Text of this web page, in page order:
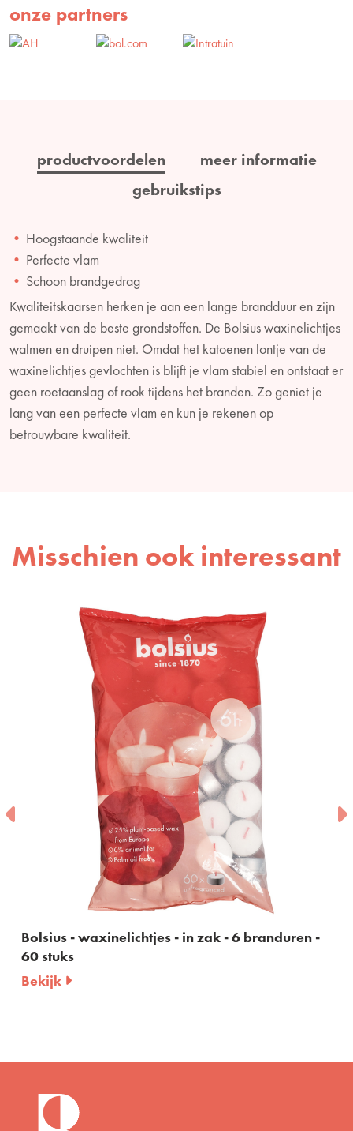
onze partners
productvoordelen
meer informatie
gebruikstips
Hoogstaande kwaliteit
Perfecte vlam
Schoon brandgedrag
Kwaliteitskaarsen herken je aan een lange brandduur en zijn
gemaakt van de beste grondstoffen. De Bolsius waxinelichtjes
walmen en druipen niet. Omdat het katoenen lontje van de
waxinelichtjes gevlochten is blijft je vlam stabiel en ontstaat er
geen roetaanslag of rook tijdens het branden. Zo geniet je
lang van een perfecte vlam en kun je rekenen op
betrouwbare kwaliteit.
Misschien ook interessant
- in zak - 6 branduren -
Bolsius -